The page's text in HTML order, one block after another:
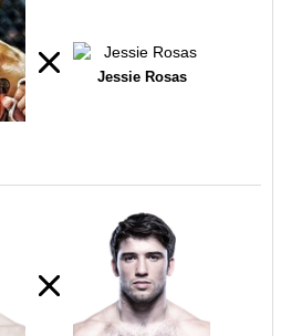
Jessie Rosas